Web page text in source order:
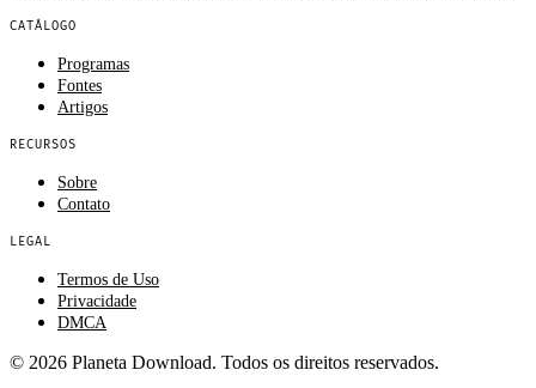
CATÁLOGO
Programas
Fontes
Artigos
RECURSOS
Sobre
Contato
LEGAL
Termos de Uso
Privacidade
DMCA
© 2026 Planeta Download. Todos os direitos reservados.